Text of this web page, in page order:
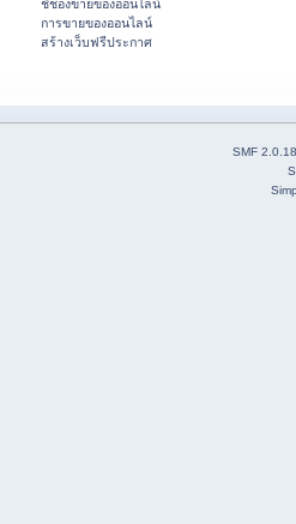
ชี้ช่องขายของออนไลน์
การขายของออนไลน์
สร้างเว็บฟรีประกาศ
SMF 2.0.18